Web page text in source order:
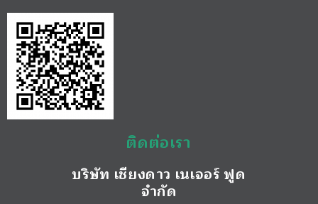
ติดต่อเรา
บริษัท เชียงดาว เนเจอร์ ฟูด
จำกัด